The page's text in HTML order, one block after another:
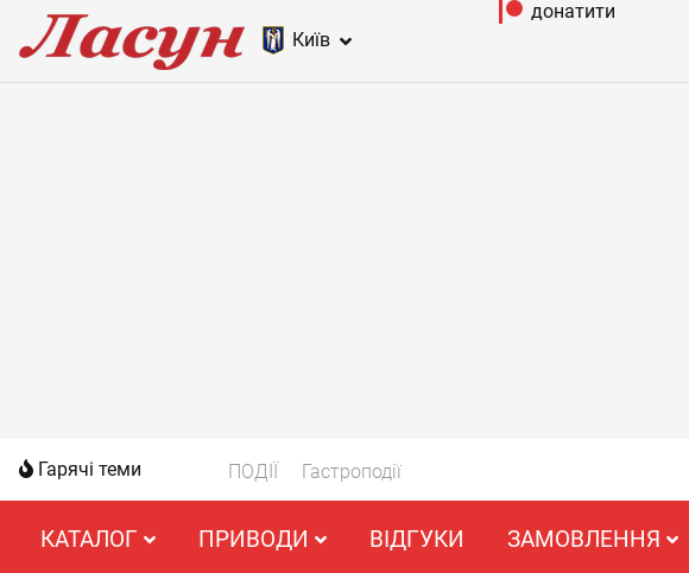
Київ
донатити
Гарячі теми ПОДІЇ Гастроподії
КАТАЛОГ ПРИВОДИ ВІДГУКИ ЗАМОВЛЕННЯ